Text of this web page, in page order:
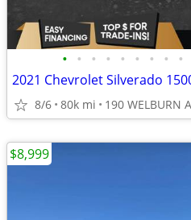
• • • • • • • • •
2021 Chevrolet Silverado
8/6 80k mi 190 WELBURN
$8,999